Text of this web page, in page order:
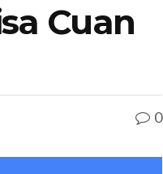
Cuan
0